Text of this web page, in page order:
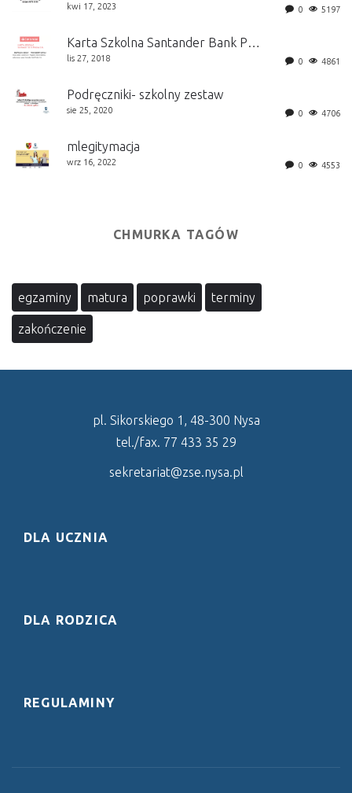
kwi 17, 2023 0 5197
Karta Szkolna Santander Bank Polska S.A.
lis 27, 2018 0 4861
Podręczniki- szkolny zestaw
sie 25, 2020 0 4706
mlegitymacja
wrz 16, 2022 0 4553
CHMURKA TAGÓW
egzaminy matura poprawki terminy
zakończenie
pl. Sikorskiego 1, 48-300 Nysa
tel./fax. 77 433 35 29
sekretariat@zse.nysa.pl
DLA UCZNIA
DLA RODZICA
REGULAMINY